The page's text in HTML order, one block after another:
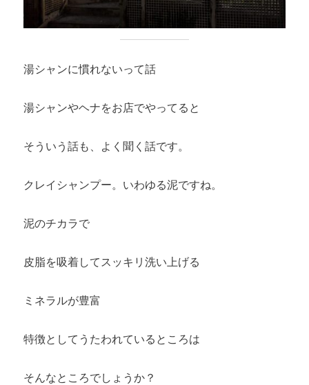
湯シャンに慣れないって話
湯シャンやヘナをお店でやってると
そういう話も、よく聞く話です。
クレイシャンプー。いわゆる泥ですね。
泥のチカラで
皮脂を吸着してスッキリ洗い上げる
ミネラルが豊富
特徴としてうたわれているところは
そんなところでしょうか？